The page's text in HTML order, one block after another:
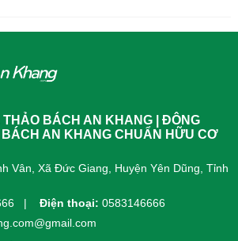
mệt mỏi.
tại nhà
dụng công
quả
BÁCH AN KHANG | ĐÔNG
AN KHANG CHUẨN HỮU CƠ
Vân, Xã Đức Giang, Huyện Yên Dũng, Tỉnh
Điện thoại: 0583146666